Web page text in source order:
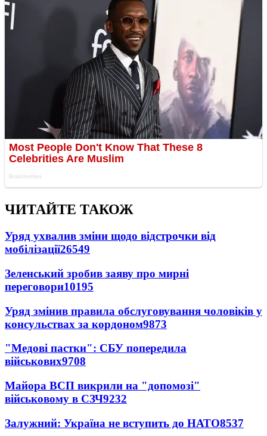
ЧИТАЙТЕ ТАКОЖ
Уряд ухвалив зміни щодо відстрочки від
мобілізації26549
Зеленський зробив заяву про мирні
переговори10195
Уряд змінив правила обслуговування чоловіків у
консульствах за кордоном9873
"Медові пастки": СБУ попередила
військових9708
Майора ВСП викрили на "допомозі"
військовому в СЗЧ9232
Залужний: Україна не вступить до НАТО8537